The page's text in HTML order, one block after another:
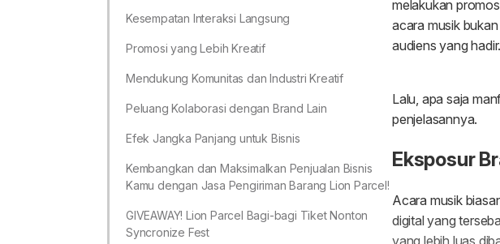
Kesempatan Interaksi Langsung
Promosi yang Lebih Kreatif
Mendukung Komunitas dan Industri Kreatif
Peluang Kolaborasi dengan Brand Lain
Efek Jangka Panjang untuk Bisnis
Kembangkan dan Maksimalkan Penjualan Bisnis
Kamu dengan Jasa Pengiriman Barang Lion Parcel!
GIVEAWAY! Lion Parcel Bagi-bagi Tiket Nonton
Syncronize Fest